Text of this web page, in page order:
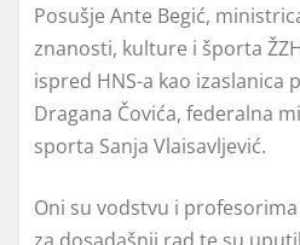
Posušje Ante Begić,
znanosti, kulture i športa
ispred HNS-a kao izaslanica
Dragana Čovića, federalna
sporta Sanja Vlaisavljević.
Oni su vodstvu i